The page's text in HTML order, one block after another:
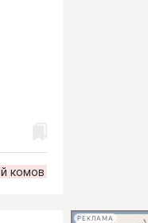
комов
РЕКЛАМА